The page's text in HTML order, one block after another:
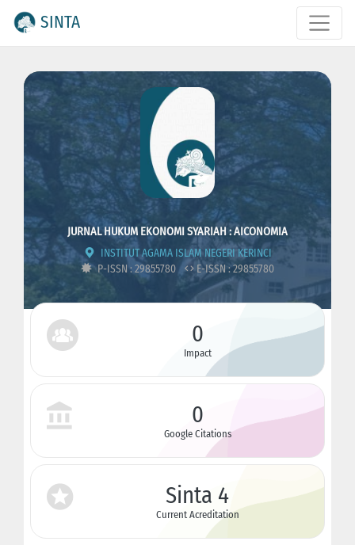
SINTA
JURNAL HUKUM EKONOMI SYARIAH : AICONOMIA
INSTITUT AGAMA ISLAM NEGERI KERINCI
P-ISSN : 29855780
E-ISSN : 29855780
0
Impact
0
Google Citations
Sinta 4
Current Acreditation